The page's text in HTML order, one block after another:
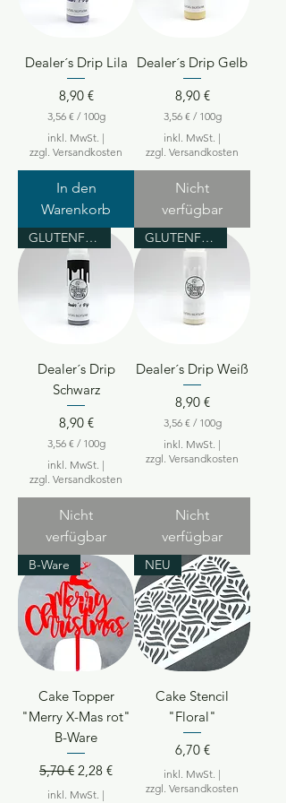
r
a
a
m
Dealer´s Drip Lila
Preis
8,90 €
3,56 € / 100g
,
5
6
p
r
o
1
0
0
G
r
inkl. MwSt. |
zzgl. Versandkosten
In den
Warenkorb
Dealer´s Drip Gelb
Preis
8,90 €
3,56 € / 100g
,
5
6
p
r
o
1
0
0
G
r
inkl. MwSt. |
zzgl. Versandkosten
Nicht
verfügbar
GLUTENFREI
Dealer´s Drip
Schwarz
Preis
8,90 €
3,56 € / 100g
,
5
6
p
r
o
1
0
0
G
r
m
inkl. MwSt. |
zzgl. Versandkosten
Nicht
verfügbar
GLUTENFREI
Dealer´s Drip Weiß
Preis
8,90 €
3,56 € / 100g
,
5
p
r
o
1
0
0
G
r
a
m
inkl. MwSt. |
zzgl. Versandkosten
Nicht
verfügbar
B-Ware
Cake Topper
"Merry X-Mas rot"
B-Ware
Standardpreis
5,70 € Sale-Preis
2,28 €
inkl. MwSt. |
NEU
Cake Stencil
"Floral"
Preis
6,70 €
inkl. MwSt. |
zzgl. Versandkosten